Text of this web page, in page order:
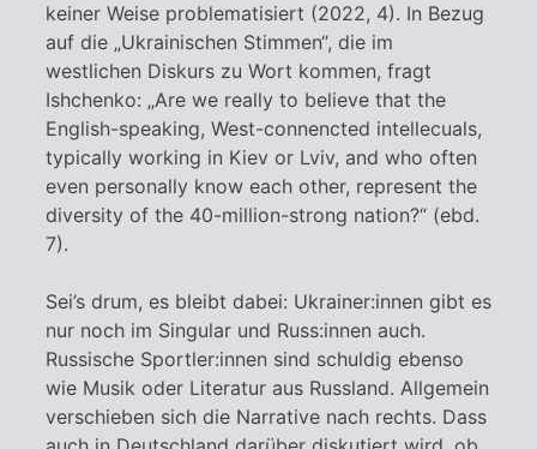
keiner Weise problematisiert (2022, 4). In Bezug
auf die „Ukrainischen Stimmen“, die im
westlichen Diskurs zu Wort kommen, fragt
Ishchenko: „Are we really to believe that the
English-speaking, West-connencted intellecuals,
typically working in Kiev or Lviv, and who often
even personally know each other, represent the
diversity of the 40-million-strong nation?“ (ebd.
7).
Sei’s drum, es bleibt dabei: Ukrainer:innen gibt es
nur noch im Singular und Russ:innen auch.
Russische Sportler:innen sind schuldig ebenso
wie Musik oder Literatur aus Russland. Allgemein
verschieben sich die Narrative nach rechts. Dass